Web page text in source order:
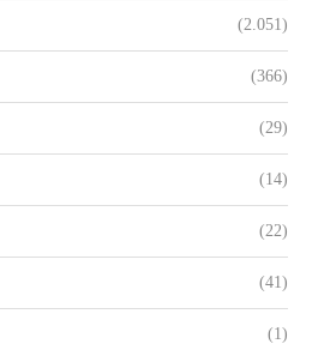
(2.051)
(366)
(29)
(14)
(22)
(41)
(1)